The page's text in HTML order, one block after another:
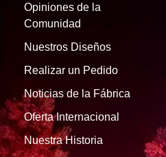
Opiniones de la
Comunidad
Nuestros Diseños
Realizar un Pedido
Noticias de la Fábrica
Oferta Internacional
Nuestra Historia